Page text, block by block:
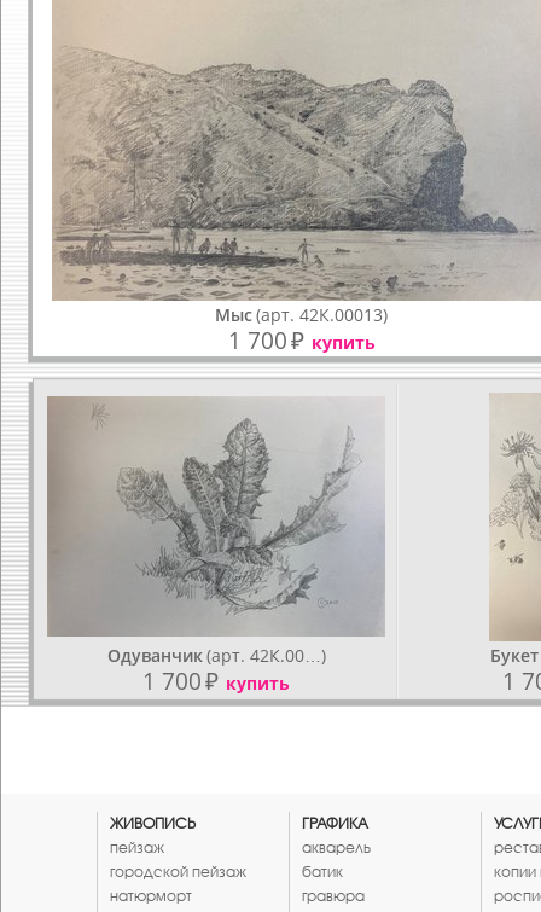
Мыс(арт. 42К.00013)
1 700₽ купить
Одуванчик(арт. 42К.00…)
1 700₽ купить
Букет
1
ЖИВОПИСЬ
пейзаж
городской пейзаж
натюрморт
ГРАФИКА
акварель
батик
гравюра
копии